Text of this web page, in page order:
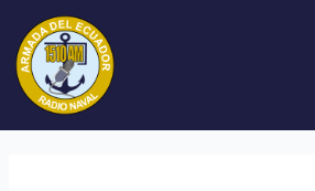
contenido